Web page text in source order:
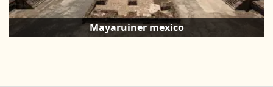
Mayaruiner mexico